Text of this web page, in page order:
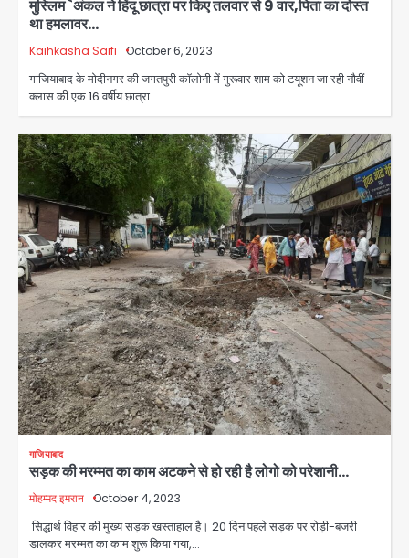
मुस्लिम `अंकल ने हिंदू छात्रा पर किए तलवार से 9 वार,पिता का दोस्त
था हमलावर…
Kaihkasha Saifi October 6, 2023
गाजियाबाद के मोदीनगर की जगतपुरी कॉलोनी में गुरूवार शाम को टयूशन जा रही नौवीं
क्लास की एक 16 वर्षीय छात्रा…
गाजियाबाद
सड़क की मरम्मत का काम अटकने से हो रही है लोगो को परेशानी…
मोहम्मद इमरान October 4, 2023
सिद्धार्थ विहार की मुख्य सड़क खस्ताहाल है। 20 दिन पहले सड़क पर रोड़ी-बजरी
डालकर मरम्मत का काम शुरू किया गया,…